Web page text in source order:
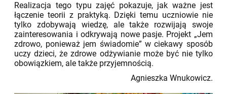
Realizacja tego typu zajęć pokazuje, jak ważne jest
łączenie teorii z praktyką. Dzięki temu uczniowie nie
tylko zdobywają wiedzę, ale także rozwijają swoje
zainteresowania i odkrywają nowe pasje. Projekt „Jem
zdrowo, ponieważ jem świadomie” w ciekawy sposób
uczy dzieci, że zdrowe odżywianie może być nie tylko
obowiązkiem, ale także przyjemnością.
Agnieszka Wnukowicz.